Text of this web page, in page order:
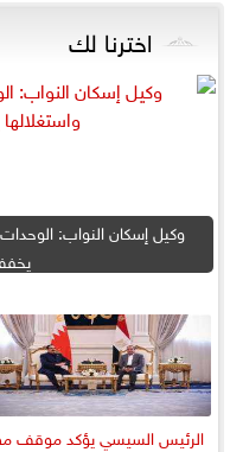
اخترنا لك
وكيل إسكان النواب:
الرئيس السيسي يؤكد موقف